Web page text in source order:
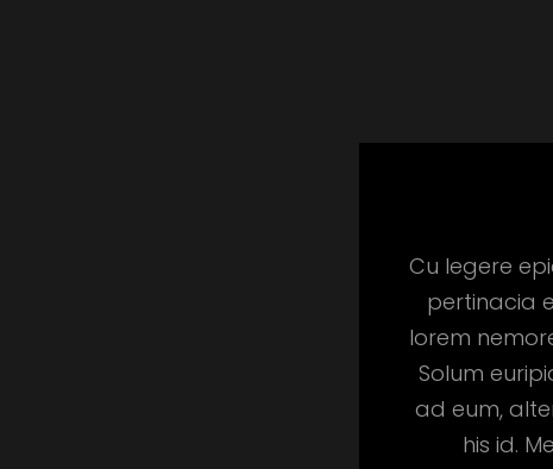
Cu legere
pertinacia
lorem
Solum
ad eum,
his id.